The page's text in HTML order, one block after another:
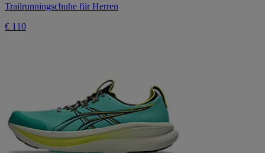
Trailrunningschuhe für Herren
€ 110